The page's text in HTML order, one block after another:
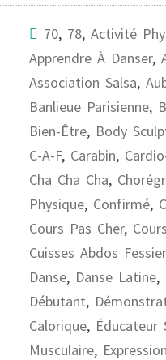
70, 78, Activité
Apprendre À Danser,
Association Salsa,
Banlieue Parisienne,
Bien-Être, Body
C-A-F, Carabin,
Cha Cha Cha,
Physique, Confirmé,
Cours Pas Cher,
Cuisses Abdos
Danse, Danse Latine,
Débutant,
Calorique, Éducateur
Musculaire,